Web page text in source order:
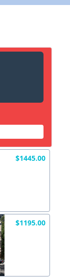
$1445.00
$1195.00
courriel)